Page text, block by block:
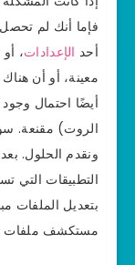
فإما أنك لم تحصل
أحد الإعدادات،
معينة، أو أن
أيضًا احتمال
الروت) مقنعة.
ونقدم الحلول.
التطبيقات التي
بتعديل الملفات
مستكشف ملفات